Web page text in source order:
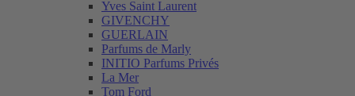
Yves Saint Laurent
GIVENCHY
GUERLAIN
Parfums de Marly
INITIO Parfums Privés
La Mer
Tom Ford